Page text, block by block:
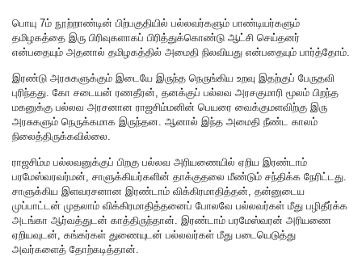
பொயு 7ம் நூற்றாண்டின் பிற்பகுதியில் பல்லவர்களும் பாண்டியர்களும்
தமிழகத்தை இரு பிரிவுகளாகப் பிரித்துக்கொண்டு ஆட்சி செய்தனர்
என்பதையும் அதனால் தமிழகத்தில் அமைதி நிலவியது என்பதையும் பார்த்தோம்.
இரண்டு அரசுகளுக்கும் இடையே இருந்த நெருங்கிய உறவு இதற்குப் பேருதவி
புரிந்தது. கோ சடையன் ரணதீரன், தனக்குப் பல்லவ அரசகுமாரி மூலம் பிறந்த
மகனுக்கு பல்லவ அரசனான ராஜசிம்மனின் பெயரை வைக்குமளவிற்கு இரு
அரசுகளும் நெருக்கமாக இருந்தன. ஆனால் இந்த அமைதி நீண்ட காலம்
நிலைத்திருக்கவில்லை.
ராஜசிம்ம பல்லவனுக்குப் பிறகு பல்லவ அரியணையில் ஏறிய இரண்டாம்
பரமேஸ்வரவர்மன், சாளுக்கியர்களின் தாக்குதலை மீண்டும் சந்திக்க நேரிட்டது.
சாளுக்கிய இளவரசனான இரண்டாம் விக்கிரமாதித்தன், தன்னுடைய
முப்பாட்டன் முதலாம் விக்கிரமாதித்தனைப் போலவே பல்லவர்கள் மீது பழிதீர்க்க
அடங்கா ஆர்வத்துடன் காத்திருந்தான். இரண்டாம் பரமேஸ்வரன் அரியணை
ஏறியவுடன், கங்கர்கள் துணையுடன் பல்லவர்கள் மீது படையெடுத்து
அவர்களைத் தோற்கடித்தான்.